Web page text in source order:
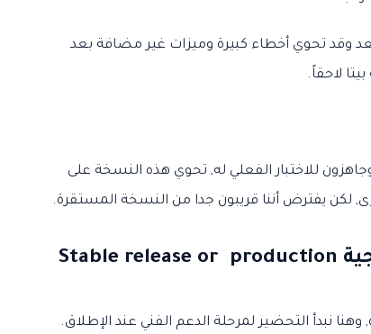
وقد تحوي أخطاء كبيرة وميزات غير مضافة بعد
لاحقاً.
وجاهزون للاختبار الفعلي له, تحوي هذه النسخة على
لكن يفترض أننا قريبون جدا من النسخة المستقرة.
النسخة المستقرة أو النسخة الإنتاجية Stable release or production
وهنا نبدأ التحضير لمرحلة الدعم الفني عند الإطلاق.